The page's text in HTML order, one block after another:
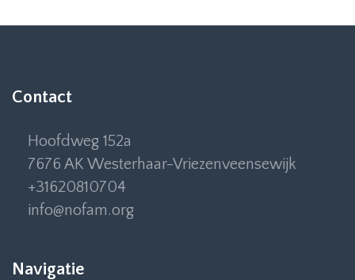
Contact
Hoofdweg 152a
7676 AK Westerhaar-Vriezenveensewijk
+31620810704
info@nofam.org
Navigatie